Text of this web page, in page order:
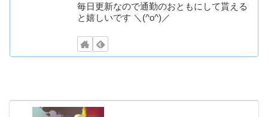
毎日更新なので通勤のおともにして貰える
と嬉しいです ＼(^o^)／